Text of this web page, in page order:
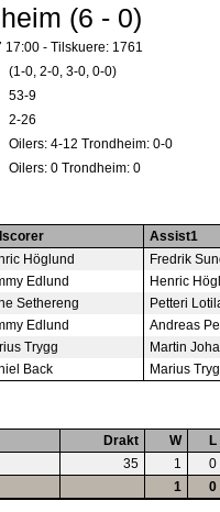
(6 - 0)
- Tilskuere: 1761
(1-0, 2-0, 3-0, 0-0)
53-9
2-26
Oilers: 4-12 Trondheim: 0-0
Oilers: 0 Trondheim: 0
Assist1
Höglund
Fredrik
Edlund
Henric
Sethereng
Petteri
Edlund
Andreas
Trygg
Martin
Back Marius
Drakt W
L
35 1
0
1 0